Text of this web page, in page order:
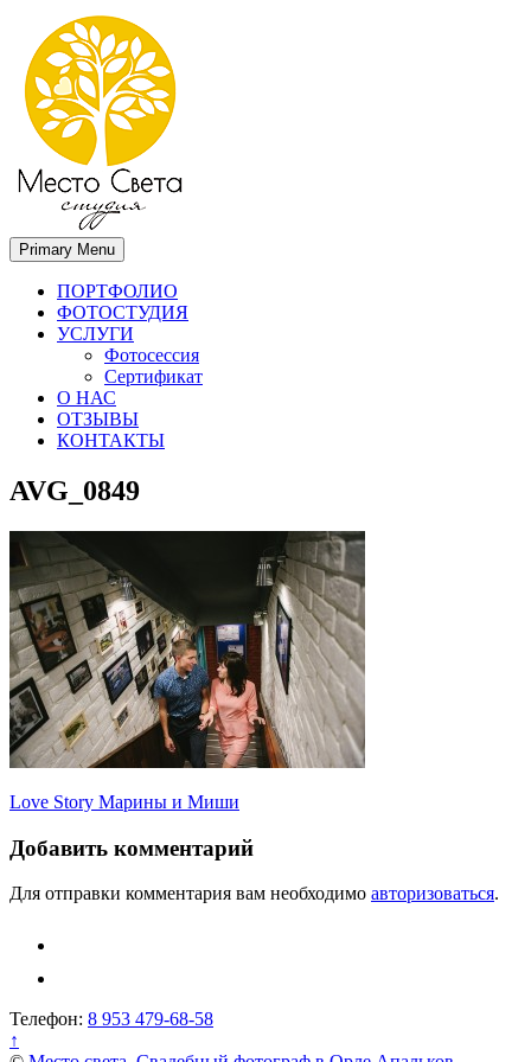
Место света. Свадебный фотограф в Орле Апальков Вячеслав
Свадебный фотограф в Орле
Primary Menu
ПОРТФОЛИО
ФОТОСТУДИЯ
УСЛУГИ
Фотосессия
Сертификат
О НАС
ОТЗЫВЫ
КОНТАКТЫ
AVG_0849
Навигация
по
записям
Love Story Марины и Миши
Добавить комментарий
Для отправки комментария вам необходимо авторизоваться.
Телефон: 8 953 479-68-58
↑